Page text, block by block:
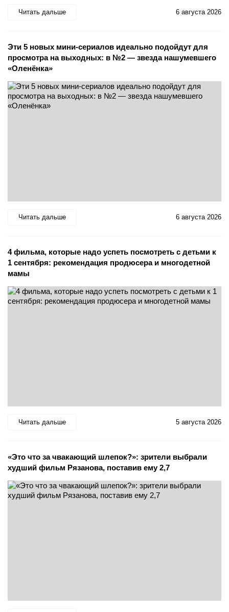
Читать дальше 6 августа 2026
Эти 5 новых мини-сериалов идеально подойдут для
просмотра на выходных: в №2 — звезда нашумевшего
«Оленёнка»
Читать дальше 6 августа 2026
4 фильма, которые надо успеть посмотреть с детьми к
1 сентября: рекомендация продюсера и многодетной
мамы
Читать дальше 5 августа 2026
«Это что за чвакающий шлепок?»: зрители выбрали
худший фильм Рязанова, поставив ему 2,7